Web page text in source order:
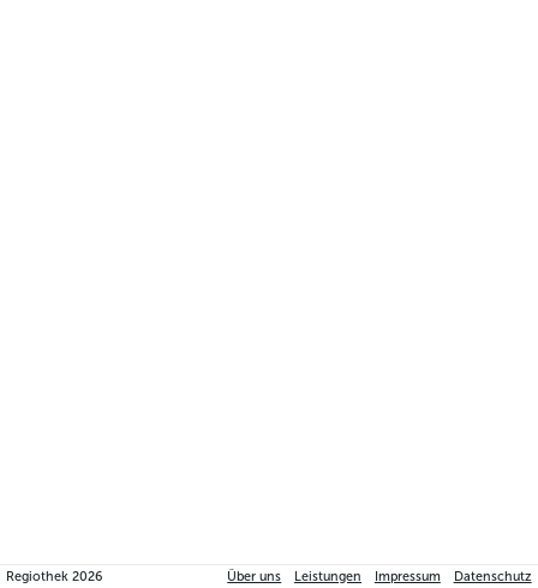
Regiothek2026 Über uns Leistungen Impressum Datenschutz